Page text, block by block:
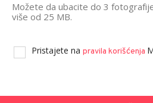
Možete da ubacite do 3
više od 25 MB.
Pristajete na pravila korišćenja